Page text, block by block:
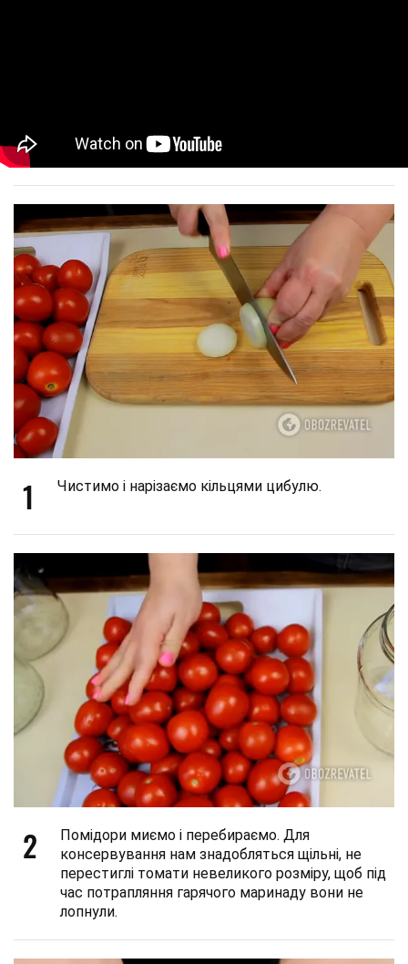
1 Чистимо і нарізаємо кільцями цибулю.
2
Помідори миємо і перебираємо. Для
консервування нам знадобляться щільні, не
перестиглі томати невеликого розміру, щоб під
час потрапляння гарячого маринаду вони не
лопнули.